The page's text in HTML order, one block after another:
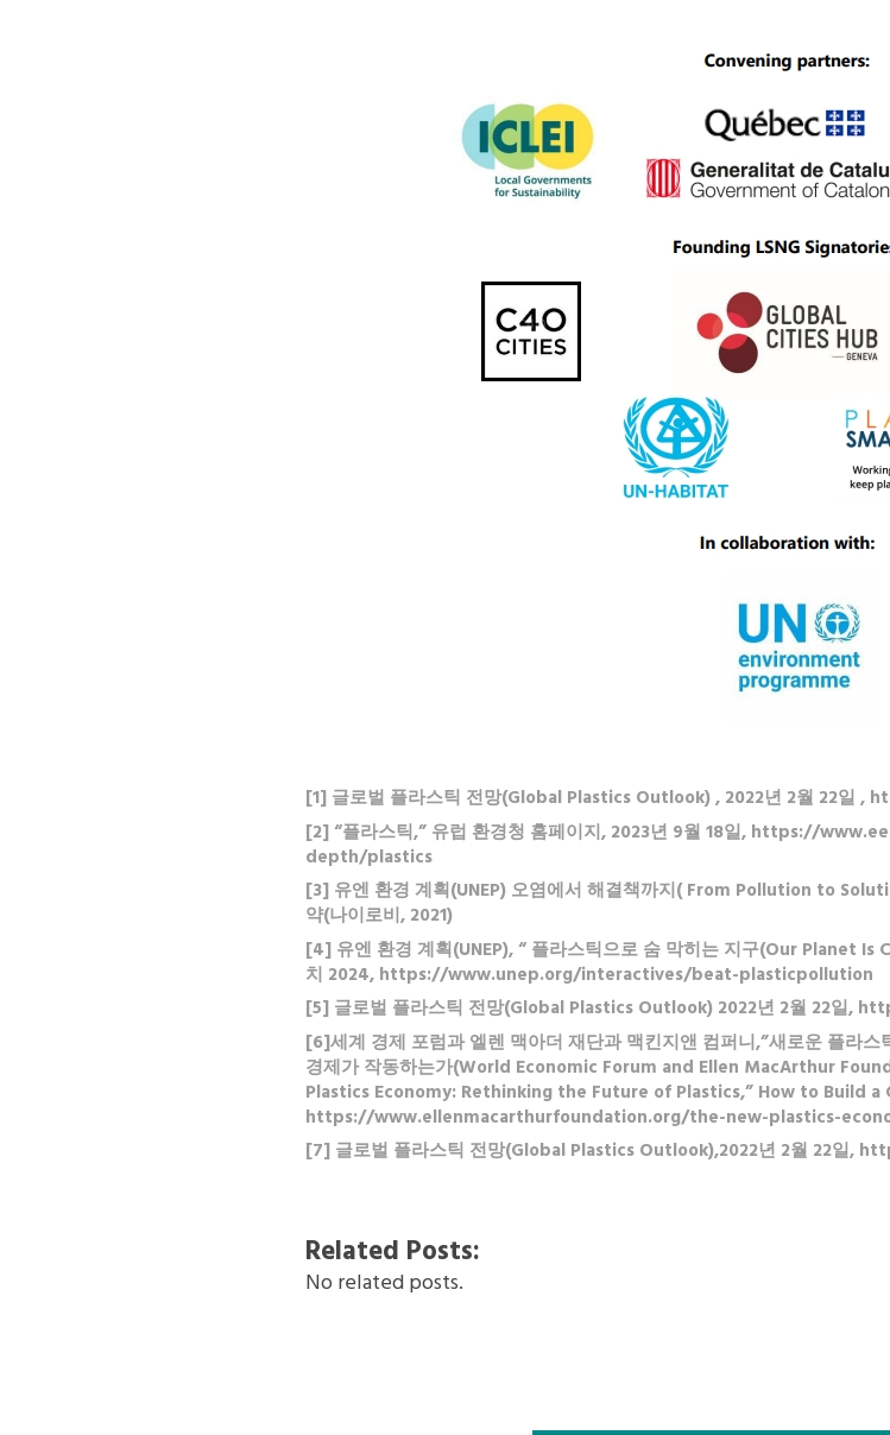
[1] 글로벌 플라스틱 전망(Global Plastics Outlook) , 2022년 2월 22일
[2] “플라스틱,” 유럽 환경청 홈페이지, 2023년 9월 18일, https://
depth/plastics
[3] 유엔 환경 계획(UNEP) 오염에서 해결책까지( From Pollution to
약(나이로비, 2021)
[4] 유엔 환경 계획(UNEP), “ 플라스틱으로 숨 막히는 지구(Our Planet
치 2024, https://www.unep.org/interactives/beat-plasticpollution
[5] 글로벌 플라스틱 전망(Global Plastics Outlook) 2022년 2월 22일,
[6]세계 경제 포럼과 엘렌 맥아더 재단과 맥킨지앤 컴퍼니,”새로운 플라
경제가 작동하는가(World Economic Forum and Ellen MacArthur
Plastics Economy: Rethinking the Future of Plastics,” How to Build a
https://www.ellenmacarthurfoundation.org/the-new-plastics-
[7] 글로벌 플라스틱 전망(Global Plastics Outlook),2022년 2월 22일,
Related Posts:
No related posts.